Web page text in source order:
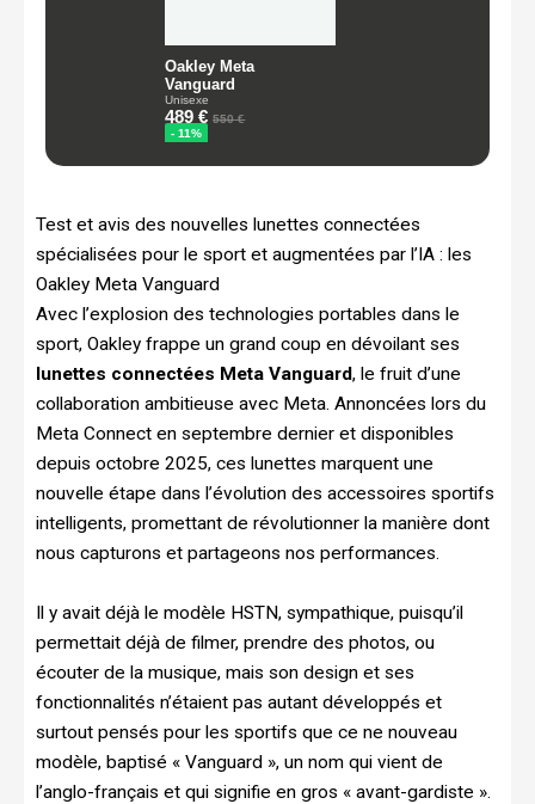
Test et avis des nouvelles lunettes connectées
spécialisées pour le sport et augmentées par l’IA : les
Oakley Meta Vanguard
Avec l’explosion des technologies portables dans le
sport, Oakley frappe un grand coup en dévoilant ses
lunettes connectées Meta Vanguard, le fruit d’une
collaboration ambitieuse avec Meta. Annoncées lors du
Meta Connect en septembre dernier et disponibles
depuis octobre 2025, ces lunettes marquent une
nouvelle étape dans l’évolution des accessoires sportifs
intelligents, promettant de révolutionner la manière dont
nous capturons et partageons nos performances.
Il y avait déjà le modèle HSTN, sympathique, puisqu’il
permettait déjà de filmer, prendre des photos, ou
écouter de la musique, mais son design et ses
fonctionnalités n’étaient pas autant développés et
surtout pensés pour les sportifs que ce ne nouveau
modèle, baptisé « Vanguard », un nom qui vient de
l’anglo-français et qui signifie en gros « avant-gardiste ».